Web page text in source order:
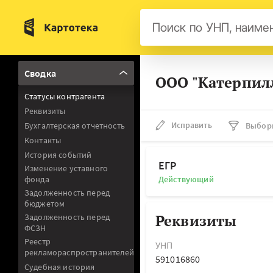
Сводка
Статусы контрагента
Реквизиты
Бухгалтерская отчетность
Контакты
История событий
Изменение уставного
фонда
Задолженность перед
бюджетом
Задолженность перед
ФСЗН
Реестр
рекламораспространителей
Судебная история
ООО
Исправить
ЕГР
Действующий
Реквизиты
УНП
591016860